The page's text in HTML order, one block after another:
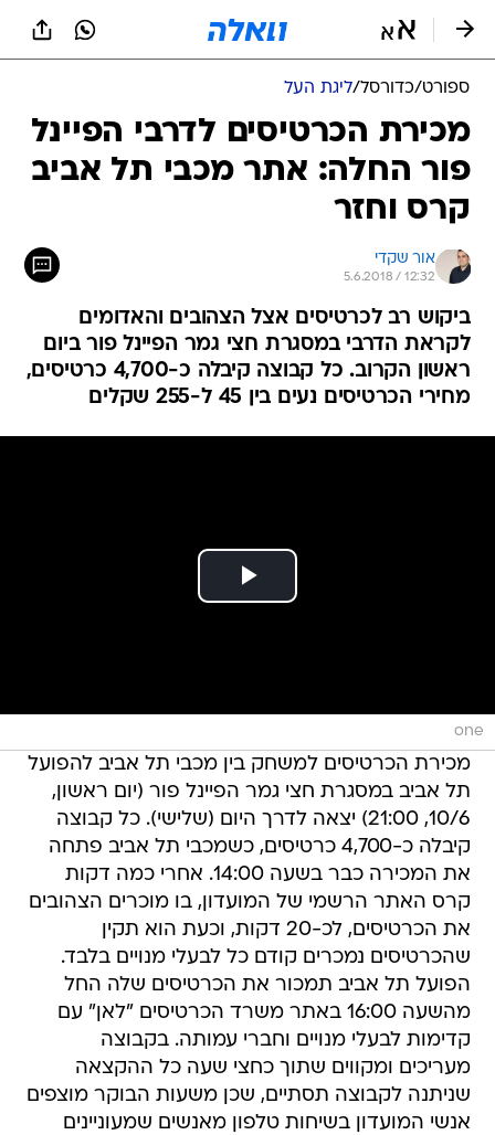
ספורט/כדורסל/ליגת העל
מכירת הכרטיסים לדרבי הפיינל
פור החלה: אתר מכבי תל אביב
קרס וחזר
אור שקדי
5.6.2018 / 12:32
ביקוש רב לכרטיסים אצל הצהובים והאדומים
לקראת הדרבי במסגרת חצי גמר הפיינל פור ביום
ראשון הקרוב. כל קבוצה קיבלה כ-4,700 כרטיסים,
מחירי הכרטיסים נעים בין 45 ל-255 שקלים
one
מכירת הכרטיסים למשחק בין מכבי תל אביב להפועל
תל אביב במסגרת חצי גמר הפיינל פור (יום ראשון,
10/6, 21:00) יצאה לדרך היום (שלישי). כל קבוצה
קיבלה כ-4,700 כרטיסים, כשמכבי תל אביב פתחה
את המכירה כבר בשעה 14:00. אחרי כמה דקות
קרס האתר הרשמי של המועדון, בו מוכרים הצהובים
את הכרטיסים, לכ-20 דקות, וכעת הוא תקין
שהכרטיסים נמכרים קודם כל לבעלי מנויים בלבד.
הפועל תל אביב תמכור את הכרטיסים שלה החל
מהשעה 16:00 באתר משרד הכרטיסים "לאן" עם
קדימות לבעלי מנויים וחברי עמותה. בקבוצה
מעריכים ומקווים שתוך כחצי שעה כל ההקצאה
שניתנה לקבוצה תסתיים, שכן משעות הבוקר מוצפים
אנשי המועדון בשיחות טלפון מאנשים שמעוניינים